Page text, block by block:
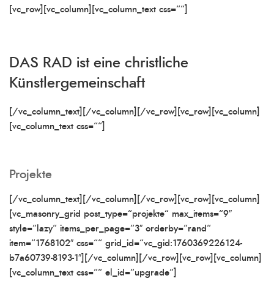
[vc_row][vc_column][vc_column_text css=““]
DAS RAD ist eine christliche
Künstlergemeinschaft
[/vc_column_text][/vc_column][/vc_row][vc_row][vc_column]
[vc_column_text css=““]
Projekte
[/vc_column_text][/vc_column][/vc_row][vc_row][vc_column]
[vc_masonry_grid post_type=“projekte“ max_items=“9″
style=“lazy“ items_per_page=“3″ orderby=“rand“
item=“1768102″ css=““ grid_id=“vc_gid:1760369226124-
b7a60739-8193-1″][/vc_column][/vc_row][vc_row][vc_column]
[vc_column_text css=““ el_id=“upgrade“]